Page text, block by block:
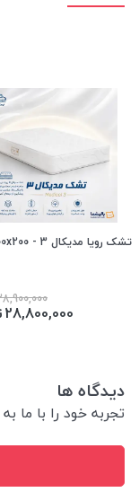
تشک رویا مدیکال 3 - 100x200
28,800,000
دیدگاه ها
تجربه خود را با ما